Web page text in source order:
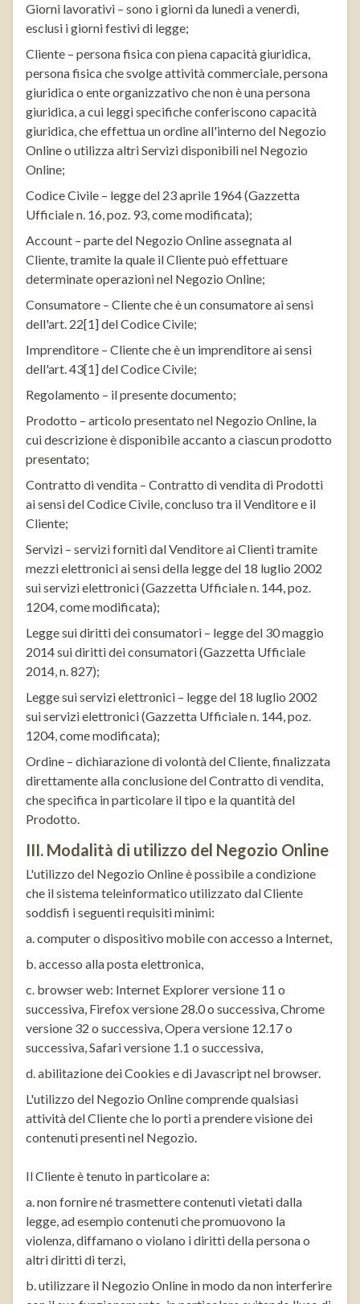
Giorni lavorativi – sono i giorni da lunedì a venerdì,
esclusi i giorni festivi di legge;
Cliente – persona fisica con piena capacità giuridica,
persona fisica che svolge attività commerciale, persona
giuridica o ente organizzativo che non è una persona
giuridica, a cui leggi specifiche conferiscono capacità
giuridica, che effettua un ordine all'interno del Negozio
Online o utilizza altri Servizi disponibili nel Negozio
Online;
Codice Civile – legge del 23 aprile 1964 (Gazzetta
Ufficiale n. 16, poz. 93, come modificata);
Account – parte del Negozio Online assegnata al
Cliente, tramite la quale il Cliente può effettuare
determinate operazioni nel Negozio Online;
Consumatore – Cliente che è un consumatore ai sensi
dell'art. 22[1] del Codice Civile;
Imprenditore – Cliente che è un imprenditore ai sensi
dell'art. 43[1] del Codice Civile;
Regolamento – il presente documento;
Prodotto – articolo presentato nel Negozio Online, la
cui descrizione è disponibile accanto a ciascun prodotto
presentato;
Contratto di vendita – Contratto di vendita di Prodotti
ai sensi del Codice Civile, concluso tra il Venditore e il
Cliente;
Servizi – servizi forniti dal Venditore ai Clienti tramite
mezzi elettronici ai sensi della legge del 18 luglio 2002
sui servizi elettronici (Gazzetta Ufficiale n. 144, poz.
1204, come modificata);
Legge sui diritti dei consumatori – legge del 30 maggio
2014 sui diritti dei consumatori (Gazzetta Ufficiale
2014, n. 827);
Legge sui servizi elettronici – legge del 18 luglio 2002
sui servizi elettronici (Gazzetta Ufficiale n. 144, poz.
1204, come modificata);
Ordine – dichiarazione di volontà del Cliente, finalizzata
direttamente alla conclusione del Contratto di vendita,
che specifica in particolare il tipo e la quantità del
Prodotto.
III. Modalità di utilizzo del Negozio Online
L'utilizzo del Negozio Online è possibile a condizione
che il sistema teleinformatico utilizzato dal Cliente
soddisfi i seguenti requisiti minimi:
a. computer o dispositivo mobile con accesso a Internet,
b. accesso alla posta elettronica,
c. browser web: Internet Explorer versione 11 o
successiva, Firefox versione 28.0 o successiva, Chrome
versione 32 o successiva, Opera versione 12.17 o
successiva, Safari versione 1.1 o successiva,
d. abilitazione dei Cookies e di Javascript nel browser.
L'utilizzo del Negozio Online comprende qualsiasi
attività del Cliente che lo porti a prendere visione dei
contenuti presenti nel Negozio.
Il Cliente è tenuto in particolare a:
a. non fornire né trasmettere contenuti vietati dalla
legge, ad esempio contenuti che promuovono la
violenza, diffamano o violano i diritti della persona o
altri diritti di terzi,
b. utilizzare il Negozio Online in modo da non interferire